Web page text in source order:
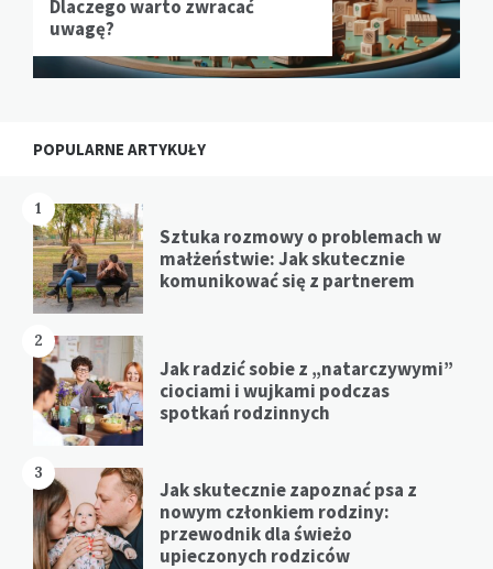
Dlaczego warto zwracać
uwagę?
POPULARNE ARTYKUŁY
1
Sztuka rozmowy o problemach w
małżeństwie: Jak skutecznie
komunikować się z partnerem
2
Jak radzić sobie z „natarczywymi”
ciociami i wujkami podczas
spotkań rodzinnych
3
Jak skutecznie zapoznać psa z
nowym członkiem rodziny:
przewodnik dla świeżo
upieczonych rodziców